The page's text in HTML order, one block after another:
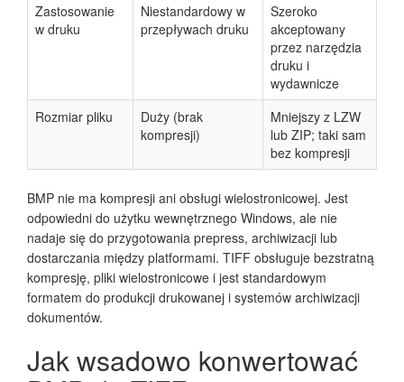
Zastosowanie
w druku
Niestandardowy w
przepływach druku
Szeroko
akceptowany
przez narzędzia
druku i
wydawnicze
Rozmiar pliku
Duży (brak
kompresji)
Mniejszy z LZW
lub ZIP; taki sam
bez kompresji
BMP nie ma kompresji ani obsługi wielostronicowej. Jest
odpowiedni do użytku wewnętrznego Windows, ale nie
nadaje się do przygotowania prepress, archiwizacji lub
dostarczania między platformami. TIFF obsługuje bezstratną
kompresję, pliki wielostronicowe i jest standardowym
formatem do produkcji drukowanej i systemów archiwizacji
dokumentów.
Jak wsadowo konwertować